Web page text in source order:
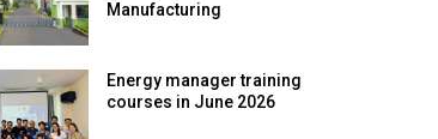
Manufacturing
Energy manager training
courses in June 2026